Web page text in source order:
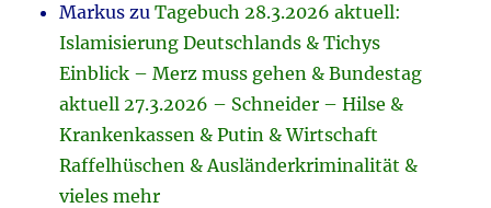
Markus zuTagebuch 28.3.2026 aktuell:
Islamisierung Deutschlands & Tichys
Einblick – Merz muss gehen & Bundestag
aktuell 27.3.2026 – Schneider – Hilse &
Krankenkassen & Putin & Wirtschaft
Raffelhüschen & Ausländerkriminalität &
vieles mehr